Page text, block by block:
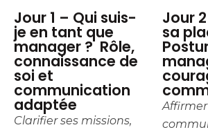
Jour 1 – Qui suis-
je en tant que
manager ? Rôle,
connaissance de
soi et
communication
adaptée
Clarifier ses missions,
Jour
sa